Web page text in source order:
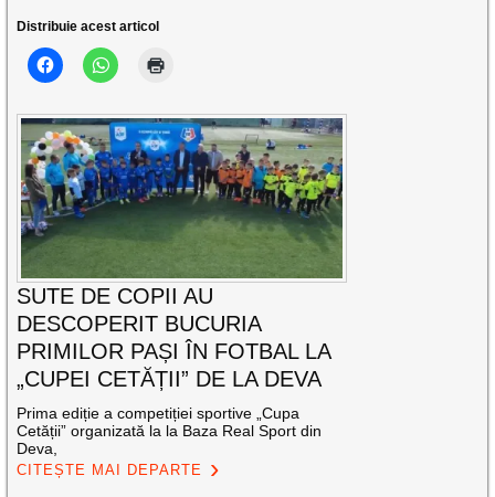
Distribuie acest articol
SUTE DE COPII AU
DESCOPERIT BUCURIA
PRIMILOR PAȘI ÎN FOTBAL LA
„CUPEI CETĂȚII” DE LA DEVA
Prima ediție a competiției sportive „Cupa
Cetății” organizată la la Baza Real Sport din
Deva,
CITEȘTE MAI DEPARTE